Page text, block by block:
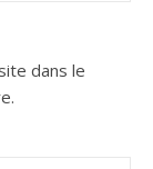
dans le